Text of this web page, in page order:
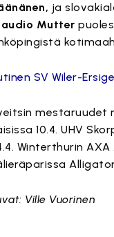
ja
Mutter
SV Wiler-
mestaruudet
10.4. UHV
Winterthurin
Ville Vuorinen